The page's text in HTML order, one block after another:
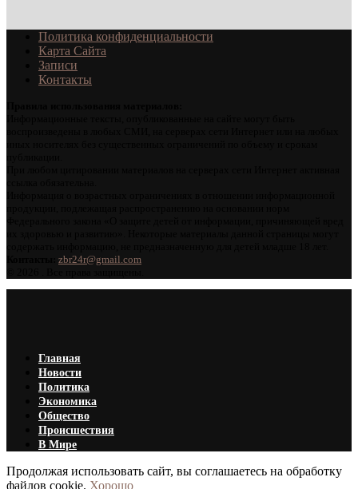
Политика конфиденциальности
Карта Сайта
Записи
Контакты
zbr24r@gmail.com
Главная
Новости
Политика
Экономика
Общество
Происшествия
В Мире
Продолжая использовать сайт, вы соглашаетесь на обработку
файлов cookie. Хорошо